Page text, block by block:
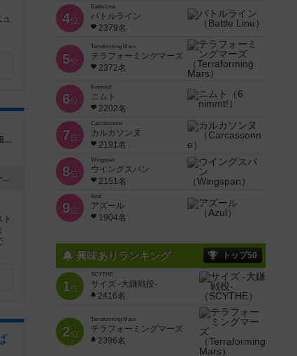
東京都千代田区神田須田町1-14-1 Aフロント神田須田町ビル 地下1階
[NEW] 夜コロinアキバ「空想科学ボードゲーム」（2024年08月22日 18時03分）
ト
4位
Battle Line
バトルライン
2379名
5位
Terraforming Mars
テラフォーミングマーズ
2372名
6位
6 nimmt!
ニムト
2202名
7位
Carcassonne
カルカソンヌ
2191名
8位
Wingspan
ウイングスパン
2151名
9位
Azul
アズール
1904名
興味ありランキング トップ50
1位
SCYTHE
サイズ -大鎌戦役-
2416名
2位
Terraforming Mars
テラフォーミングマーズ
2396名